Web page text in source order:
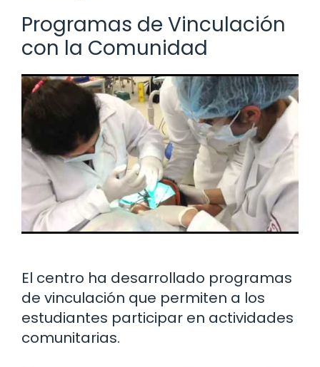
Programas de Vinculación
con la Comunidad
El centro ha desarrollado programas
de vinculación que permiten a los
estudiantes participar en actividades
comunitarias.